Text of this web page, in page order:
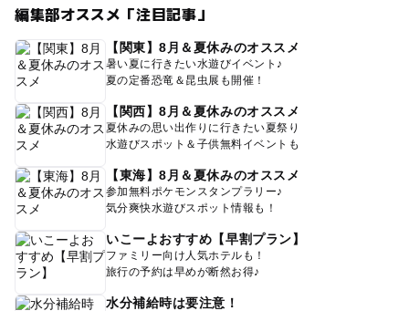
編集部オススメ「注目記事」
【関東】8月＆夏休みのオススメ
暑い夏に行きたい水遊びイベント♪
夏の定番恐竜＆昆虫展も開催！
【関西】8月＆夏休みのオススメ
夏休みの思い出作りに行きたい夏祭り
水遊びスポット＆子供無料イベントも
【東海】8月＆夏休みのオススメ
参加無料ポケモンスタンプラリー♪
気分爽快水遊びスポット情報も！
いこーよおすすめ【早割プラン】
ファミリー向け人気ホテルも！
旅行の予約は早めが断然お得♪
水分補給時は要注意！